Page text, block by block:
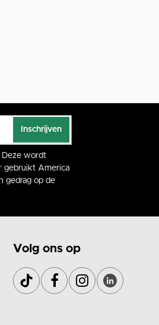
Inschrijven
Deze wordt
gebruikt America
gedrag op de
Volg ons op